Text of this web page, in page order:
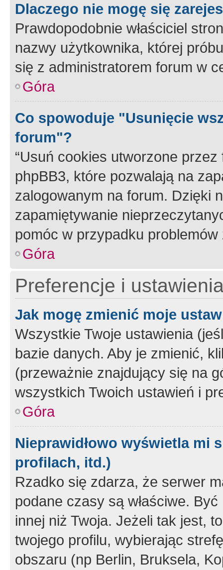
Dlaczego nie mogę się
Prawdopodobnie właściciel
nazwy użytkownika, której
się z administratorem forum w
Góra
Co spowoduje "Usunięcie
forum"?
“Usuń cookies utworzone
phpBB3, które pozwalają na
zalogowanym na forum. Dzięki
zapamiętywanie
pomóc w przypadku
Góra
Preferencje i
Jak mogę zmienić moje
Wszystkie Twoje ustawienia
bazie danych. Aby je zmienić,
(przeważnie znajdujący się na
wszystkich Twoich ustawień i
Góra
Nieprawidłowo wyświetla mi
profilach, itd.)
Rzadko się zdarza, że serwer
podane czasy są właściwe.
innej niż Twoja. Jeżeli tak jest,
twojego profilu, wybierając
obszaru (np Berlin, Bruksela,